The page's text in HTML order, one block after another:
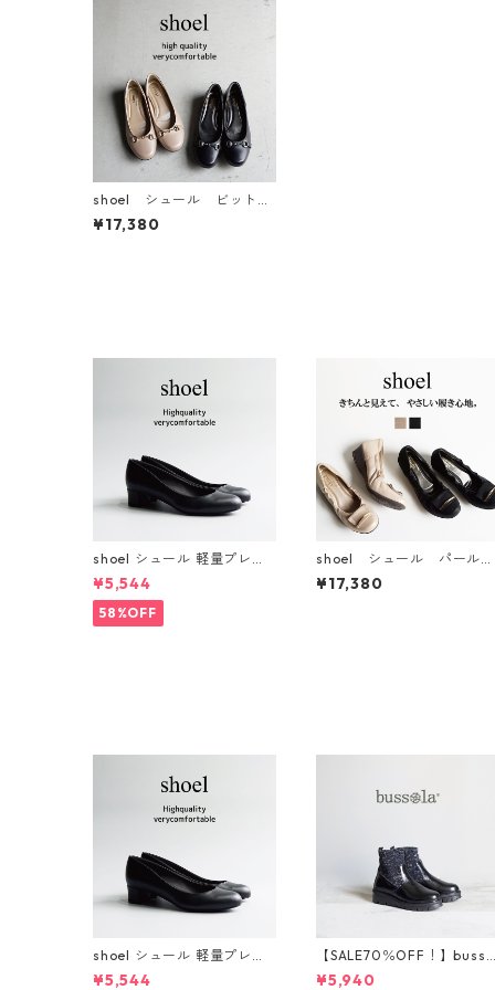
shoel シュール ビットモ
チーフレザーパンプス 655
4
¥17,380
shoel シュール 軽量プレー
ンパンプス now235
¥5,544
58%OFF
shoel シュール パールラ
メメタルバーレザーパンプ
ス 5799GM
¥17,380
shoel シュール 軽量プレー
ンパンプス now235
¥5,544
【SALE70％OFF！】
a ブソラ ラメショートブ
¥5,940